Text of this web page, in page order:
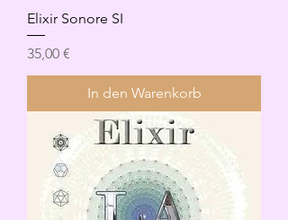
Elixir Sonore SI
Preis
35,00 €
In den Warenkorb